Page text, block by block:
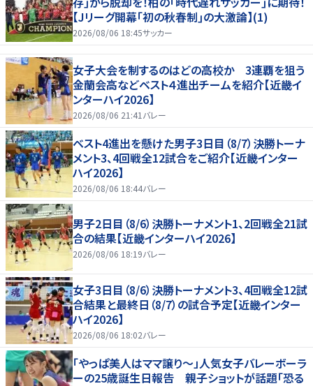
【Jリーグ開幕｢初の秋春制｣の大激論】(1)
2026/08/06 18:45サッカー
女子大会を制するのはどの高校か 3連覇を狙う
金蘭会高などベスト４進出チームを紹介【近畿イ
ンターハイ2026】
2026/08/06 21:41 バレー
ベスト4進出を懸けた男子3日目（8/7）決勝トーナ
メント3、4回戦全12試合をご紹介【近畿インター
ハイ2026】
2026/08/06 18:44バレー
男子2日目（8/6）決勝トーナメント1、2回戦全21試
合の結果【近畿インターハイ2026】
2026/08/06 18:19バレー
女子3日目（8/6）決勝トーナメント3、4回戦全12試
合結果と最終日（8/7）の試合予定【近畿インター
ハイ2026】
2026/08/06 18:02バレー
「やっぱ美人はママ譲り～」人気女子バレーボーラ
ーの25歳誕生日報告 親子ショットが話題「恐る